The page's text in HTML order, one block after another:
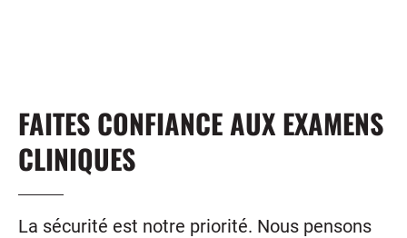
FAITES CONFIANCE AUX EXAMENS
CLINIQUES
La sécurité est notre priorité. Nous pensons